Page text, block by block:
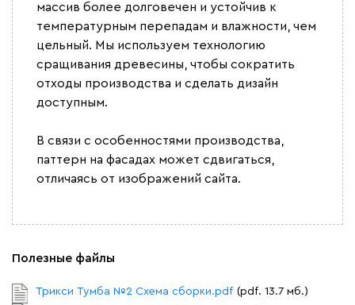
массив более долговечен и устойчив к
температурным перепадам и влажности, чем
цельный. Мы используем технологию
сращивания древесины, чтобы сократить
отходы производства и сделать дизайн
доступным.
В связи с особенностями производства,
паттерн на фасадах может сдвигаться,
отличаясь от изображений сайта.
Полезные файлы
Трикси Тумба №2 Схема сборки.pdf (pdf. 13.7 мб.)